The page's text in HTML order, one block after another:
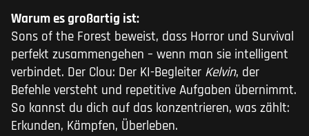
Warum es großartig ist:
Sons of the Forest beweist, dass Horror und Survival
perfekt zusammengehen – wenn man sie intelligent
verbindet. Der Clou: Der KI-Begleiter Kelvin, der
Befehle versteht und repetitive Aufgaben übernimmt.
So kannst du dich auf das konzentrieren, was zählt:
Erkunden, Kämpfen, Überleben.